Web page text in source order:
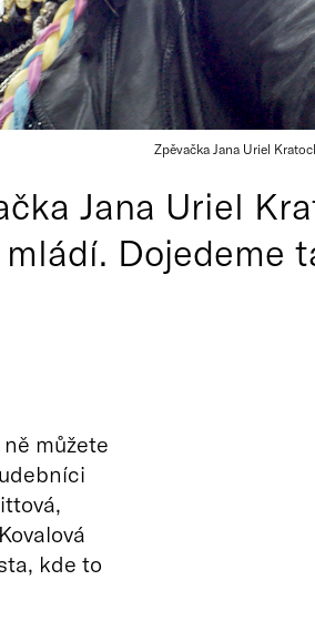
Zpěvačka Jana Uriel
Jana Uriel
Dojedeme
můžete
kde to